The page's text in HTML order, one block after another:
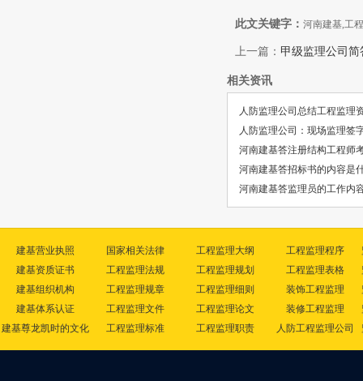
此文关键字： 河南建基,工
上一篇： 甲级监理公司
相关资讯
人防监理公司总结工程监理
人防监理公司：现场监理签
河南建基答注册结构工程师
河南建基答招标书的内容是
河南建基答监理员的工作内
建基营业执照
建基资质证书
建基组织机构
建基体系认证
建基尊龙凯时的文化
国家相关法律
工程监理法规
工程监理规章
工程监理文件
工程监理标准
工程监理大纲
工程监理规划
工程监理细则
工程监理论文
工程监理职责
工程监理程序
工程监理表格
装饰工程监理
装修工程监理
人防工程监理公司